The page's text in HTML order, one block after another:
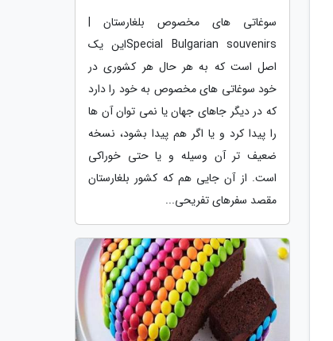
سوغاتی های مخصوص بلغارستان |
Special Bulgarian souvenirsاین یک
اصل است که به هر حال هر کشوری در
خود سوغاتی های مخصوص به خود را دارد
که در دیگر جاهای جهان یا نمی توان آن ها
را پیدا کرد و یا اگر هم پیدا بشود، نسخه
ضعیف تر آن وسیله و یا حتی خوراکی
است. از آن جایی هم که کشور بلغارستان
مقصد سفرهای تفریحی...